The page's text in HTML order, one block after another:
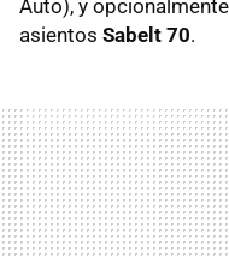
Auto), y
asientos Sabelt 70.